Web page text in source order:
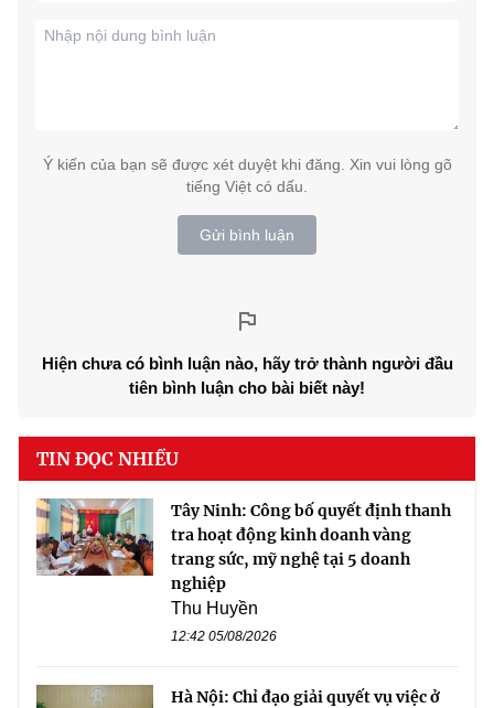
Ý kiến của bạn sẽ được xét duyệt khi đăng. Xin vui lòng gõ
tiếng Việt có dấu.
Gửi bình luận
Hiện chưa có bình luận nào, hãy trở thành người đầu
tiên bình luận cho bài biết này!
TIN ĐỌC NHIỀU
Tây Ninh: Công bố quyết định thanh
tra hoạt động kinh doanh vàng
trang sức, mỹ nghệ tại 5 doanh
nghiệp
Thu Huyền
12:42 05/08/2026
Hà Nội: Chỉ đạo giải quyết vụ việc ở